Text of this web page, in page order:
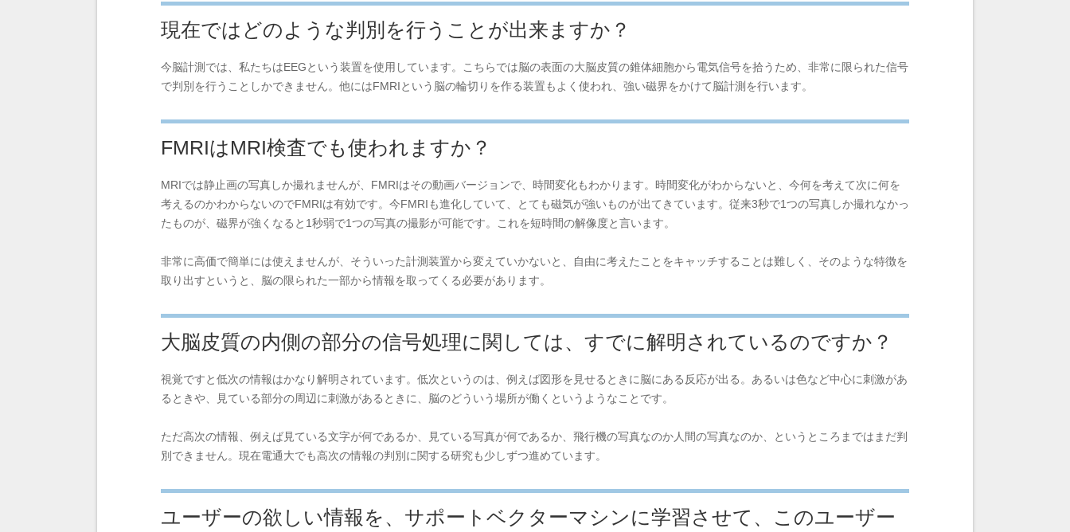
現在ではどのような判別を行うことが出来ますか？
今脳計測では、私たちはEEGという装置を使用しています。こちらでは脳の表面の大脳皮質の錐体細胞から電気信号を拾うため、非常に限られた信号
で判別を行うことしかできません。他にはFMRIという脳の輪切りを作る装置もよく使われ、強い磁界をかけて脳計測を行います。
FMRIはMRI検査でも使われますか？
MRIでは静止画の写真しか撮れませんが、FMRIはその動画バージョンで、時間変化もわかります。時間変化がわからないと、今何を考えて次に何を
考えるのかわからないのでFMRIは有効です。今FMRIも進化していて、とても磁気が強いものが出てきています。従来3秒で1つの写真しか撮れなかっ
たものが、磁界が強くなると1秒弱で1つの写真の撮影が可能です。これを短時間の解像度と言います。
非常に高価で簡単には使えませんが、そういった計測装置から変えていかないと、自由に考えたことをキャッチすることは難しく、そのような特徴を
取り出すというと、脳の限られた一部から情報を取ってくる必要があります。
大脳皮質の内側の部分の信号処理に関しては、すでに解明されているのですか？
視覚ですと低次の情報はかなり解明されています。低次というのは、例えば図形を見せるときに脳にある反応が出る。あるいは色など中心に刺激があ
るときや、見ている部分の周辺に刺激があるときに、脳のどういう場所が働くというようなことです。
ただ高次の情報、例えば見ている文字が何であるか、見ている写真が何であるか、飛行機の写真なのか人間の写真なのか、というところまではまだ判
別できません。現在電通大でも高次の情報の判別に関する研究も少しずつ進めています。
ユーザーの欲しい情報を、サポートベクターマシンに学習させて、このユーザー